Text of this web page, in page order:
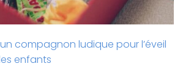
compagnon ludique pour l’éveil
enfants